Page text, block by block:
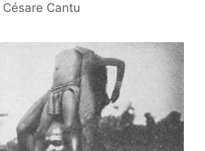
Césare Cantu